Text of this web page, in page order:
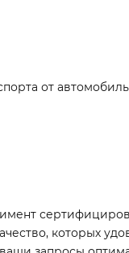
от
которых